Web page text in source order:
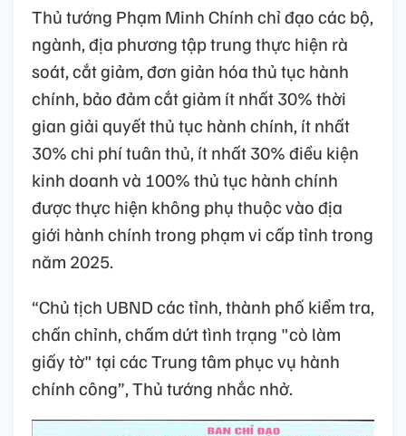
Thủ tướng Phạm Minh Chính chỉ đạo các bộ,
ngành, địa phương tập trung thực hiện rà
soát, cắt giảm, đơn giản hóa thủ tục hành
chính, bảo đảm cắt giảm ít nhất 30% thời
gian giải quyết thủ tục hành chính, ít nhất
30% chi phí tuân thủ, ít nhất 30% điều kiện
kinh doanh và 100% thủ tục hành chính
được thực hiện không phụ thuộc vào địa
giới hành chính trong phạm vi cấp tỉnh trong
năm 2025.
“Chủ tịch UBND các tỉnh, thành phố kiểm tra,
chấn chỉnh, chấm dứt tình trạng "cò làm
giấy tờ" tại các Trung tâm phục vụ hành
chính công”, Thủ tướng nhắc nhở.